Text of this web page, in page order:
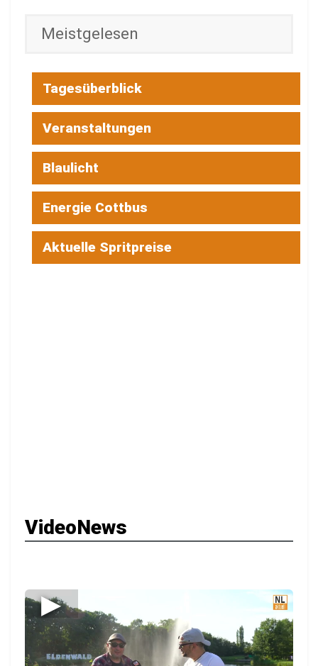
Meistgelesen
Tagesüberblick
Veranstaltungen
Blaulicht
Energie Cottbus
Aktuelle Spritpreise
VideoNews
▶